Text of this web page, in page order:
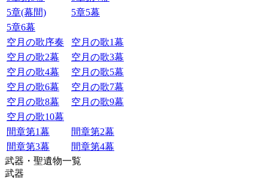
5章(幕間)
5章5幕
5章6幕
空月の歌序奏
空月の歌1幕
空月の歌2幕
空月の歌3幕
空月の歌4幕
空月の歌5幕
空月の歌6幕
空月の歌7幕
空月の歌8幕
空月の歌9幕
空月の歌10幕
間章第1幕
間章第2幕
間章第3幕
間章第4幕
武器・聖遺物一覧
武器